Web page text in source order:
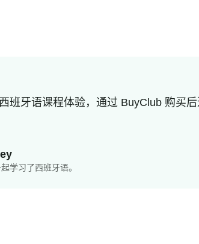
学习了西班牙语。
班牙语课程体验，通过 BuyClub 购买